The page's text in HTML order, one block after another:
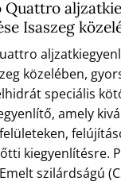
Quattro
Isaszeg
közelében,
speciális
amely
kiegyenlítésre.
szilárdságú